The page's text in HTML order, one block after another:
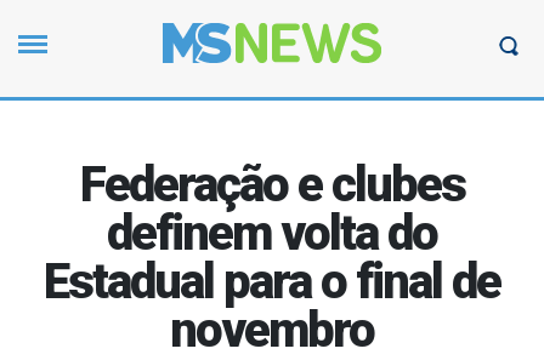
Federação e clubes
definem volta do
Estadual para o final de
novembro